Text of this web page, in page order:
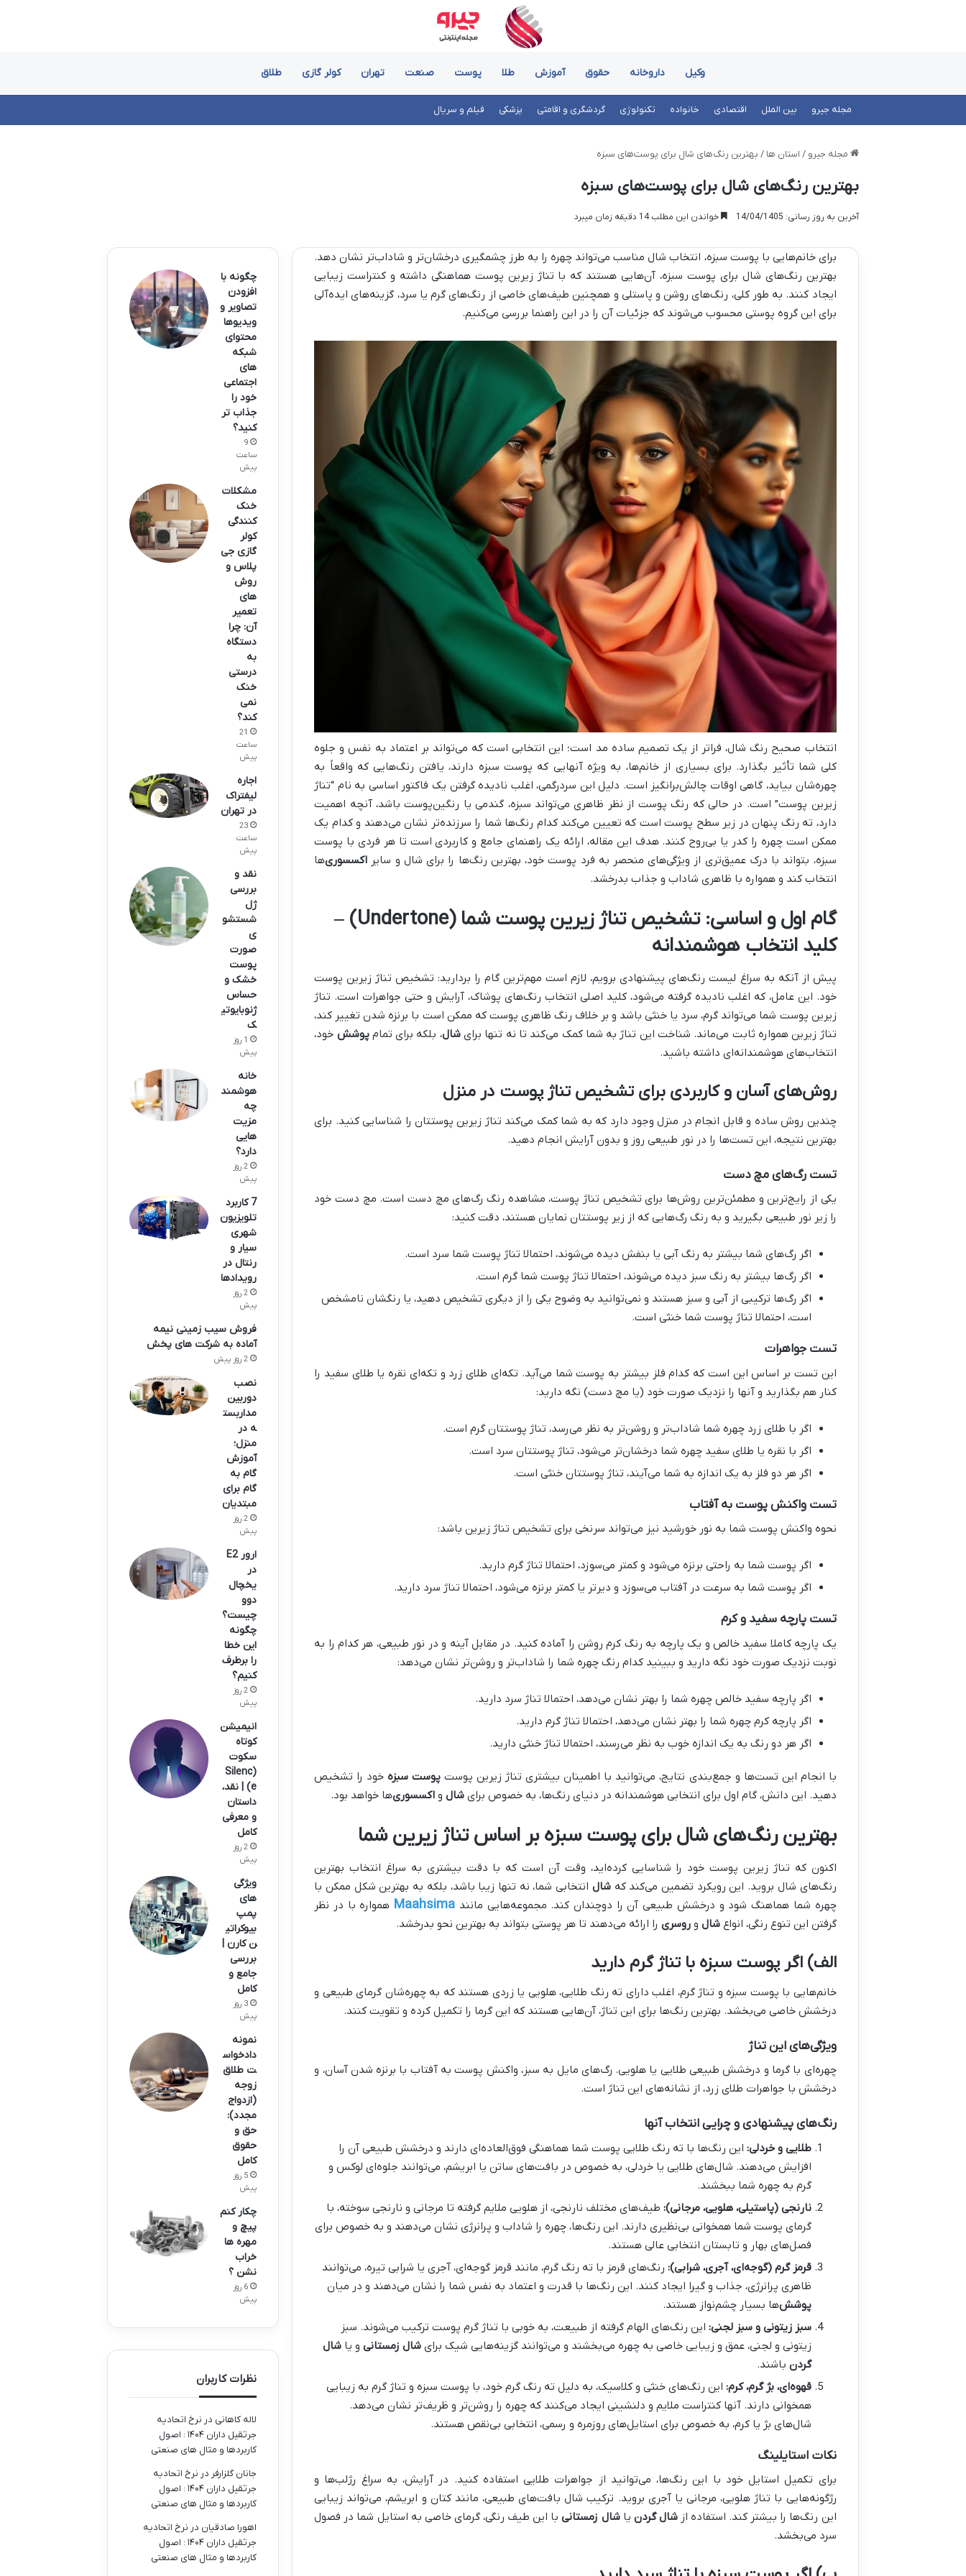
وکیل داروخانه حقوق آموزش طلا پوست صنعت تهران کولر گازی طلاق
مجله جیرو بین الملل اقتصادی خانواده تکنولوژی گردشگری و اقامتی پزشکی فیلم و سریال
مجله جیرو / استان ها / بهترین رنگ‌های شال برای پوست‌های سبزه
بهترین رنگ‌های شال برای پوست‌های سبزه
آخرین به روز رسانی: 14/04/1405 خواندن این مطلب 14 دقیقه زمان میبرد
برای خانم‌هایی با پوست سبزه، انتخاب شال مناسب می‌تواند چهره را به طرز چشمگیری درخشان‌تر و شاداب‌تر نشان دهد.
بهترین رنگ‌های شال برای پوست سبزه، آن‌هایی هستند که با تناژ زیرین پوست هماهنگی داشته و کنتراست زیبایی
ایجاد کنند. به طور کلی، رنگ‌های روشن و پاستلی و همچنین طیف‌های خاصی از رنگ‌های گرم یا سرد، گزینه‌های ایده‌آلی
برای این گروه پوستی محسوب می‌شوند که جزئیات آن را در این راهنما بررسی می‌کنیم.
انتخاب صحیح رنگ شال، فراتر از یک تصمیم ساده مد است؛ این انتخابی است که می‌تواند بر اعتماد به نفس و جلوه
کلی شما تأثیر بگذارد. برای بسیاری از خانم‌ها، به ویژه آنهایی که پوست سبزه دارند، یافتن رنگ‌هایی که واقعاً به
چهره‌شان بیاید، گاهی اوقات چالش‌برانگیز است. دلیل این سردرگمی، اغلب نادیده گرفتن یک فاکتور اساسی به نام “تناژ
زیرین پوست” است. در حالی که رنگ پوست از نظر ظاهری می‌تواند سبزه، گندمی یا رنگین‌پوست باشد، آنچه اهمیت
دارد، ته رنگ پنهان در زیر سطح پوست است که تعیین می‌کند کدام رنگ‌ها شما را سرزنده‌تر نشان می‌دهند و کدام یک
ممکن است چهره را کدر یا بی‌روح کنند. هدف این مقاله، ارائه یک راهنمای جامع و کاربردی است تا هر فردی با پوست
سبزه، بتواند با درک عمیق‌تری از ویژگی‌های منحصر به فرد پوست خود، بهترین رنگ‌ها را برای شال و سایر اکسسوری‌ها
انتخاب کند و همواره با ظاهری شاداب و جذاب بدرخشد.
گام اول و اساسی: تشخیص تناژ زیرین پوست شما (Undertone) –
کلید انتخاب هوشمندانه
پیش از آنکه به سراغ لیست رنگ‌های پیشنهادی برویم، لازم است مهم‌ترین گام را بردارید: تشخیص تناژ زیرین پوست
خود. این عامل، که اغلب نادیده گرفته می‌شود، کلید اصلی انتخاب رنگ‌های پوشاک، آرایش و حتی جواهرات است. تناژ
زیرین پوست شما می‌تواند گرم، سرد یا خنثی باشد و بر خلاف رنگ ظاهری پوست که ممکن است با برنزه شدن تغییر کند،
تناژ زیرین همواره ثابت می‌ماند. شناخت این تناژ به شما کمک می‌کند تا نه تنها برایشال، بلکه برای تمامپوشش خود،
انتخاب‌های هوشمندانه‌ای داشته باشید.
روش‌های آسان و کاربردی برای تشخیص تناژ پوست در منزل
چندین روش ساده و قابل انجام در منزل وجود دارد که به شما کمک می‌کند تناژ زیرین پوستتان را شناسایی کنید. برای
بهترین نتیجه، این تست‌ها را در نور طبیعی روز و بدون آرایش انجام دهید.
تست رگ‌های مچ دست
یکی از رایج‌ترین و مطمئن‌ترین روش‌ها برای تشخیص تناژ پوست، مشاهده رنگ رگ‌های مچ دست است. مچ دست خود
را زیر نور طبیعی بگیرید و به رنگ رگ‌هایی که از زیر پوستتان نمایان هستند، دقت کنید:
اگر رگ‌های شما بیشتر به رنگ آبی یا بنفش دیده می‌شوند، احتمالا تناژ پوست شما سرد است.
اگر رگ‌ها بیشتر به رنگ سبز دیده می‌شوند، احتمالا تناژ پوست شما گرم است.
اگر رگ‌ها ترکیبی از آبی و سبز هستند و نمی‌توانید به وضوح یکی را از دیگری تشخیص دهید، یا رنگشان نامشخص
است، احتمالا تناژ پوست شما خنثی است.
تست جواهرات
این تست بر اساس این است که کدام فلز بیشتر به پوست شما می‌آید. تکه‌ای طلای زرد و تکه‌ای نقره یا طلای سفید را
کنار هم بگذارید و آنها را نزدیک صورت خود (یا مچ دست) نگه دارید:
اگر با طلای زرد چهره شما شاداب‌تر و روشن‌تر به نظر می‌رسد، تناژ پوستتان گرم است.
اگر با نقره یا طلای سفید چهره شما درخشان‌تر می‌شود، تناژ پوستتان سرد است.
اگر هر دو فلز به یک اندازه به شما می‌آیند، تناژ پوستتان خنثی است.
تست واکنش پوست به آفتاب
نحوه واکنش پوست شما به نور خورشید نیز می‌تواند سرنخی برای تشخیص تناژ زیرین باشد:
اگر پوست شما به راحتی برنزه می‌شود و کمتر می‌سوزد، احتمالا تناژ گرم دارید.
اگر پوست شما به سرعت در آفتاب می‌سوزد و دیرتر یا کمتر برنزه می‌شود، احتمالا تناژ سرد دارید.
تست پارچه سفید و کرم
یک پارچه کاملا سفید خالص و یک پارچه به رنگ کرم روشن را آماده کنید. در مقابل آینه و در نور طبیعی، هر کدام را به
نوبت نزدیک صورت خود نگه دارید و ببینید کدام رنگ چهره شما را شاداب‌تر و روشن‌تر نشان می‌دهد:
اگر پارچه سفید خالص چهره شما را بهتر نشان می‌دهد، احتمالا تناژ سرد دارید.
اگر پارچه کرم چهره شما را بهتر نشان می‌دهد، احتمالا تناژ گرم دارید.
اگر هر دو رنگ به یک اندازه خوب به نظر می‌رسند، احتمالا تناژ خنثی دارید.
با انجام این تست‌ها و جمع‌بندی نتایج، می‌توانید با اطمینان بیشتری تناژ زیرین پوست پوست سبزهخود را تشخیص
دهید. این دانش، گام اول برای انتخابی هوشمندانه در دنیای رنگ‌ها، به خصوص برایشال واکسسوری‌ها خواهد بود.
بهترین رنگ‌های شال برای پوست سبزه بر اساس تناژ زیرین شما
اکنون که تناژ زیرین پوست خود را شناسایی کرده‌اید، وقت آن است که با دقت بیشتری به سراغ انتخاب بهترین
رنگ‌های شال بروید. این رویکرد تضمین می‌کند کهشال انتخابی شما، نه تنها زیبا باشد، بلکه به بهترین شکل ممکن با
چهره شما هماهنگ شود و درخشش طبیعی آن را دوچندان کند. مجموعه‌هایی مانند Maahsima همواره با در نظر
گرفتن این تنوع رنگی، انواعشال وروسری را ارائه می‌دهند تا هر پوستی بتواند به بهترین نحو بدرخشد.
الف) اگر پوست سبزه با تناژ گرم دارید
خانم‌هایی با پوست سبزه و تناژ گرم، اغلب دارای ته رنگ طلایی، هلویی یا زردی هستند که به چهره‌شان گرمای طبیعی و
درخشش خاصی می‌بخشد. بهترین رنگ‌ها برای این تناژ، آن‌هایی هستند که این گرما را تکمیل کرده و تقویت کنند.
ویژگی‌های این تناژ
چهره‌ای با گرما و درخشش طبیعی طلایی یا هلویی. رگ‌های مایل به سبز، واکنش پوست به آفتاب با برنزه شدن آسان، و
درخشش با جواهرات طلای زرد، از نشانه‌های این تناژ است.
رنگ‌های پیشنهادی و چرایی انتخاب آنها
طلایی و خردلی: این رنگ‌ها با ته رنگ طلایی پوست شما هماهنگی فوق‌العاده‌ای دارند و درخشش طبیعی آن را
افزایش می‌دهند. شال‌های طلایی یا خردلی، به خصوص در بافت‌های ساتن یا ابریشم، می‌توانند جلوه‌ای لوکس و
گرم به چهره شما ببخشند.
نارنجی (پاستیلی، هلویی، مرجانی): طیف‌های مختلف نارنجی، از هلویی ملایم گرفته تا مرجانی و نارنجی سوخته، با
گرمای پوست شما همخوانی بی‌نظیری دارند. این رنگ‌ها، چهره را شاداب و پرانرژی نشان می‌دهند و به خصوص برای
فصل‌های بهار و تابستان انتخابی عالی هستند.
قرمز گرم (گوجه‌ای، آجری، شرابی): رنگ‌های قرمز با ته رنگ گرم، مانند قرمز گوجه‌ای، آجری یا شرابی تیره، می‌توانند
ظاهری پرانرژی، جذاب و گیرا ایجاد کنند. این رنگ‌ها با قدرت و اعتماد به نفس شما را نشان می‌دهند و در میان
پوشش‌ها بسیار چشم‌نواز هستند.
سبز زیتونی و سبز لجنی: این رنگ‌های الهام گرفته از طبیعت، به خوبی با تناژ گرم پوست ترکیب می‌شوند. سبز
زیتونی و لجنی، عمق و زیبایی خاصی به چهره می‌بخشند و می‌توانند گزینه‌هایی شیک برایشال زمستانی و یاشال
گردن باشند.
قهوه‌ای، بژ گرم، کرم: این رنگ‌های خنثی و کلاسیک، به دلیل ته رنگ گرم خود، با پوست سبزه و تناژ گرم به زیبایی
همخوانی دارند. آنها کنتراست ملایم و دلنشینی ایجاد می‌کنند که چهره را روشن‌تر و ظریف‌تر نشان می‌دهد.
شال‌های بژ یا کرم، به خصوص برای استایل‌های روزمره و رسمی، انتخابی بی‌نقص هستند.
نکات استایلینگ
برای تکمیل استایل خود با این رنگ‌ها، می‌توانید از جواهرات طلایی استفاده کنید. در آرایش، به سراغ رژلب‌ها و
رژگونه‌هایی با تناژ هلویی، مرجانی یا آجری بروید. ترکیب شال بافت‌های طبیعی، مانند کتان و ابریشم، می‌تواند زیبایی
این رنگ‌ها را بیشتر کند. استفاده ازشال گردن یاشال زمستانیبا این طیف رنگی، گرمای خاصی به استایل شما در فصول
سرد می‌بخشد.
چگونه با
افزودن
تصاویر و
ویدیوها
محتوای
شبکه
های
اجتماعی
خود را
جذاب تر
کنید؟
9
ساعت
پیش
مشکلات
خنک
کنندگی
کولر
گازی جی
پلاس و
روش
های
تعمیر
آن: چرا
دستگاه
به
درستی
خنک
نمی
کند؟
21
ساعت
پیش
اجاره
لیفتراک
در تهران
23
ساعت
پیش
نقد و
بررسی
ژل
شستشو
ی
صورت
پوست
خشک و
حساس
ژنوبایوتی
ک
1 روز
پیش
خانه
هوشمند
چه
مزیت
هایی
دارد؟
2 روز
پیش
7 کاربرد
تلویزیون
شهری
سیار و
رنتال در
رویدادها
2 روز
پیش
فروش سیب زمینی نیمه
آماده به شرکت های پخش
2 روز پیش
نصب
دوربین
مداربست
ه در
منزل؛
آموزش
گام به
گام برای
مبتدیان
2 روز
پیش
ارور E2
در
یخچال
دوو
چیست؟
چگونه
این خطا
را برطرف
کنیم؟
2 روز
پیش
انیمیشن
کوتاه
سکوت
(Silenc
e) | نقد،
داستان
و معرفی
کامل
2 روز
پیش
ویژگی
های
پمپ
بیوکراتی
ن کارن |
بررسی
جامع و
کامل
3 روز
پیش
نمونه
دادخواس
ت طلاق
زوجه
(ازدواج
مجدد):
حق و
حقوق
کامل
5 روز
پیش
چکار کنم
پیچ و
مهره ها
خراب
نشن ؟
6 روز
پیش
نظرات کاربران
لاله کاهانی در نرخ اتحادیه
جرثقیل داران ۱۴۰۴ : اصول
کاربردها و مثال های صنعتی
جانان گلزارفر در نرخ اتحادیه
جرثقیل داران ۱۴۰۴ : اصول
کاربردها و مثال های صنعتی
اهورا صادقیان در نرخ اتحادیه
جرثقیل داران ۱۴۰۴ : اصول
کاربردها و مثال های صنعتی